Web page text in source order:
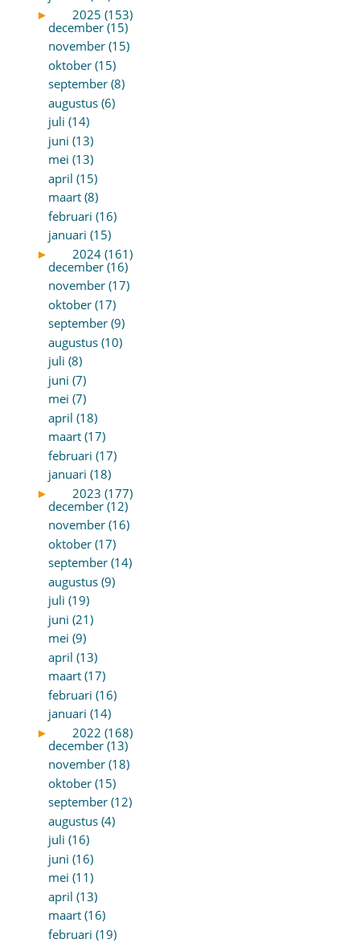
►
2025 (153)
december (15)
november (15)
oktober (15)
september (8)
augustus (6)
juli (14)
juni (13)
mei (13)
april (15)
maart (8)
februari (16)
januari (15)
►
2024 (161)
december (16)
november (17)
oktober (17)
september (9)
augustus (10)
juli (8)
juni (7)
mei (7)
april (18)
maart (17)
februari (17)
januari (18)
►
2023 (177)
december (12)
november (16)
oktober (17)
september (14)
augustus (9)
juli (19)
juni (21)
mei (9)
april (13)
maart (17)
februari (16)
januari (14)
►
2022 (168)
december (13)
november (18)
oktober (15)
september (12)
augustus (4)
juli (16)
juni (16)
mei (11)
april (13)
maart (16)
februari (19)